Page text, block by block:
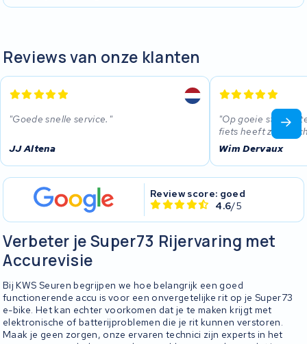
Reviews van onze klanten
Goede snelle service.
JJ Altena
Op goeie sterkte
fiets heeft zijn
Wim Dervaux
Review score: goed
4.6/5
Verbeter je Super73 Rijervaring met
Accurevisie
Bij KWS Seuren begrijpen we hoe belangrijk een goed
functionerende accu is voor een onvergetelijke rit op je Super73
e-bike. Het kan echter voorkomen dat je te maken krijgt met
elektronische of batterijproblemen die je rit kunnen verstoren.
Maak je geen zorgen, onze ervaren technici zijn experts in het